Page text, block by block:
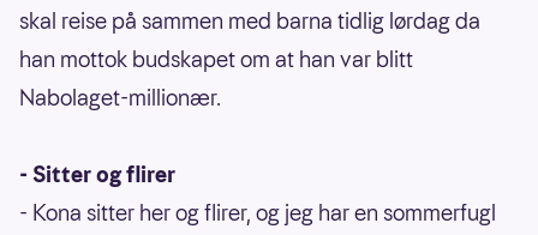
skal reise på sammen med barna tidlig lørdag da
han mottok budskapet om at han var blitt
Nabolaget-millionær.
- Sitter og flirer
- Kona sitter her og flirer, og jeg har en sommerfugl